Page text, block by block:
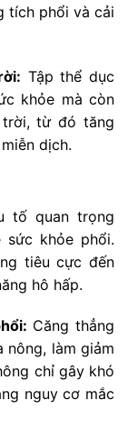
tích phổi và cải
Tập thể dục
khỏe mà còn
từ đó tăng
dịch.
tố quan trọng
khỏe phổi.
tiêu cực đến
hô hấp.
Căng thẳng
nông, làm giảm
chỉ gây khó
nguy cơ mắc